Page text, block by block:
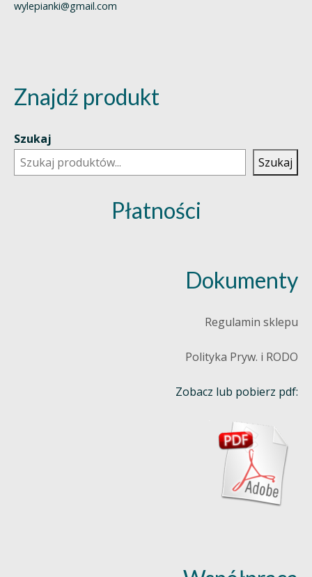
wylepianki@gmail.com
Znajdź produkt
Szukaj
Szukaj
Płatności
Dokumenty
Regulamin sklepu
Polityka Pryw. i RODO
Zobacz lub pobierz pdf: